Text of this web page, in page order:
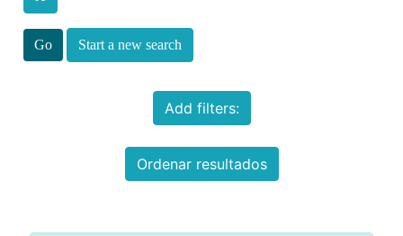
Start a new search
Add filters:
Ordenar resultados